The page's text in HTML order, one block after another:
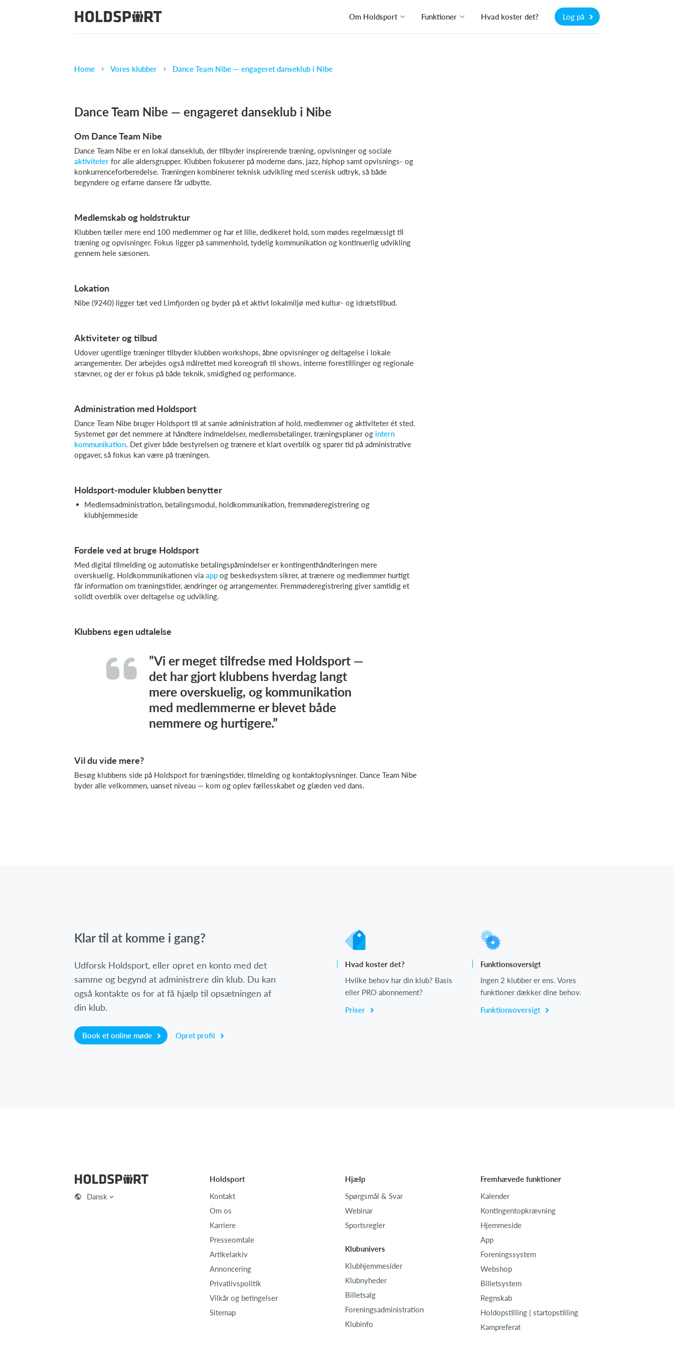
Om Holdsport Funktioner Hvad koster det? Log på
Home Vores klubber Dance Team Nibe — engageret danseklub i Nibe
Dance Team Nibe — engageret danseklub i Nibe
Om Dance Team Nibe
Dance Team Nibe er en lokal danseklub, der tilbyder inspirerende træning, opvisninger og sociale
aktiviteter for alle aldersgrupper. Klubben fokuserer på moderne dans, jazz, hiphop samt opvisnings- og
konkurrenceforberedelse. Træningen kombinerer teknisk udvikling med scenisk udtryk, så både
begyndere og erfarne dansere får udbytte.
Medlemskab og holdstruktur
Klubben tæller mere end 100 medlemmer og har et lille, dedikeret hold, som mødes regelmæssigt til
træning og opvisninger. Fokus ligger på sammenhold, tydelig kommunikation og kontinuerlig udvikling
gennem hele sæsonen.
Lokation
Nibe (9240) ligger tæt ved Limfjorden og byder på et aktivt lokalmiljø med kultur- og idrætstilbud.
Aktiviteter og tilbud
Udover ugentlige træninger tilbyder klubben workshops, åbne opvisninger og deltagelse i lokale
arrangementer. Der arbejdes også målrettet med koreografi til shows, interne forestillinger og regionale
stævner, og der er fokus på både teknik, smidighed og performance.
Administration med Holdsport
Dance Team Nibe bruger Holdsport til at samle administration af hold, medlemmer og aktiviteter ét sted.
Systemet gør det nemmere at håndtere indmeldelser, medlemsbetalinger, træningsplaner og intern
kommunikation. Det giver både bestyrelsen og trænere et klart overblik og sparer tid på administrative
opgaver, så fokus kan være på træningen.
Holdsport-moduler klubben benytter
Medlemsadministration, betalingsmodul, holdkommunikation, fremmøderegistrering og
klubhjemmeside
Fordele ved at bruge Holdsport
Med digital tilmelding og automatiske betalingspåmindelser er kontingenthåndteringen mere
overskuelig. Holdkommunikationen via app og beskedsystem sikrer, at trænere og medlemmer hurtigt
får information om træningstider, ændringer og arrangementer. Fremmøderegistrering giver samtidig et
solidt overblik over deltagelse og udvikling.
Klubbens egen udtalelse
”Vi er meget tilfredse med Holdsport —
det har gjort klubbens hverdag langt
mere overskuelig, og kommunikation
med medlemmerne er blevet både
nemmere og hurtigere.”
Vil du vide mere?
Besøg klubbens side på Holdsport for træningstider, tilmelding og kontaktoplysninger. Dance Team Nibe
byder alle velkommen, uanset niveau — kom og oplev fællesskabet og glæden ved dans.
Klar til at komme i gang?
Udforsk Holdsport, eller opret en konto med det
samme og begynd at administrere din klub. Du kan
også kontakte os for at få hjælp til opsætningen af
din klub.
Book et online møde Opret profil
Hvad koster det?
Hvilke behov har din klub? Basis
eller PRO abonnement?
Priser
Funktionsoversigt
Ingen 2 klubber er ens. Vores
funktioner dækker dine behov.
Funktionsoversigt
Dansk
Holdsport
Kontakt
Om os
Karriere
Presseomtale
Artikelarkiv
Annoncering
Privatlivspolitik
Vilkår og betingelser
Sitemap
Hjælp
Spørgsmål & Svar
Webinar
Sportsregler
Klubunivers
Klubhjemmesider
Klubnyheder
Billetsalg
Foreningsadministration
Klubinfo
Fremhævede funktioner
Kalender
Kontingentopkrævning
Hjemmeside
App
Foreningssystem
Webshop
Billetsystem
Regnskab
Holdopstilling | startopstilling
Kampreferat